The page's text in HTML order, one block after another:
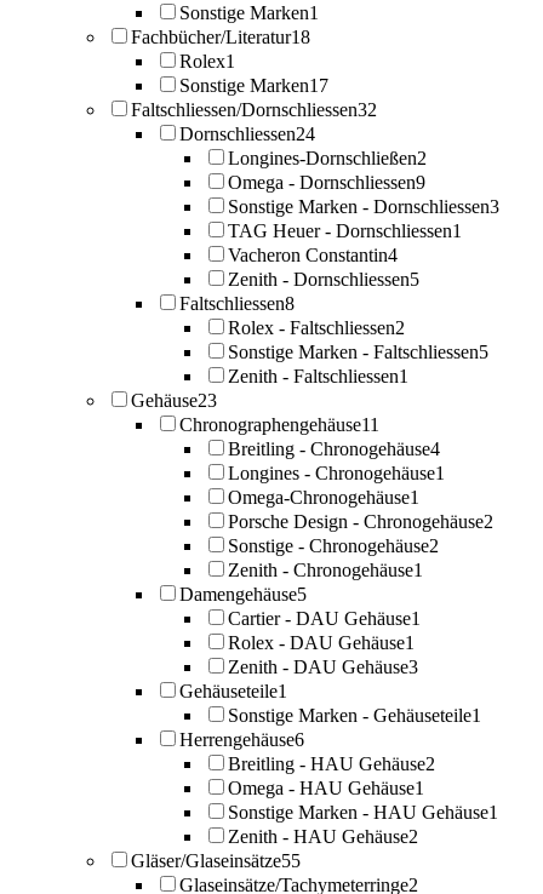
Sonstige Marken1
Fachbücher/Literatur18
Rolex1
Sonstige Marken17
Faltschliessen/Dornschliessen32
Dornschliessen24
Longines-Dornschließen2
Omega - Dornschliessen9
Sonstige Marken - Dornschliessen3
TAG Heuer - Dornschliessen1
Vacheron Constantin4
Zenith - Dornschliessen5
Faltschliessen8
Rolex - Faltschliessen2
Sonstige Marken - Faltschliessen5
Zenith - Faltschliessen1
Gehäuse23
Chronographengehäuse11
Breitling - Chronogehäuse4
Longines - Chronogehäuse1
Omega-Chronogehäuse1
Porsche Design - Chronogehäuse2
Sonstige - Chronogehäuse2
Zenith - Chronogehäuse1
Damengehäuse5
Cartier - DAU Gehäuse1
Rolex - DAU Gehäuse1
Zenith - DAU Gehäuse3
Gehäuseteile1
Sonstige Marken - Gehäuseteile1
Herrengehäuse6
Breitling - HAU Gehäuse2
Omega - HAU Gehäuse1
Sonstige Marken - HAU Gehäuse1
Zenith - HAU Gehäuse2
Gläser/Glaseinsätze55
Glaseinsätze/Tachymeterringe2